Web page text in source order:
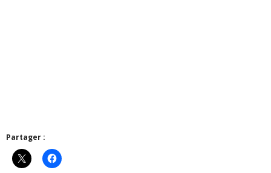
Partager :